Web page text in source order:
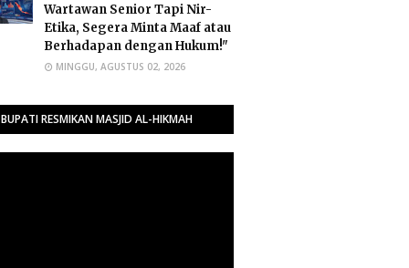
Wartawan Senior Tapi Nir-
Etika, Segera Minta Maaf atau
Berhadapan dengan Hukum!"
MINGGU, AGUSTUS 02, 2026
BUPATI RESMIKAN MASJID AL-HIKMAH